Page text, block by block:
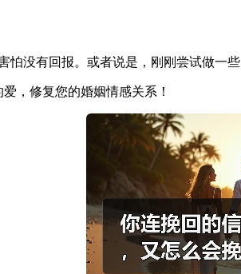
没有回报。或者说是，刚刚尝试做一
，修复您的婚姻情感关系！